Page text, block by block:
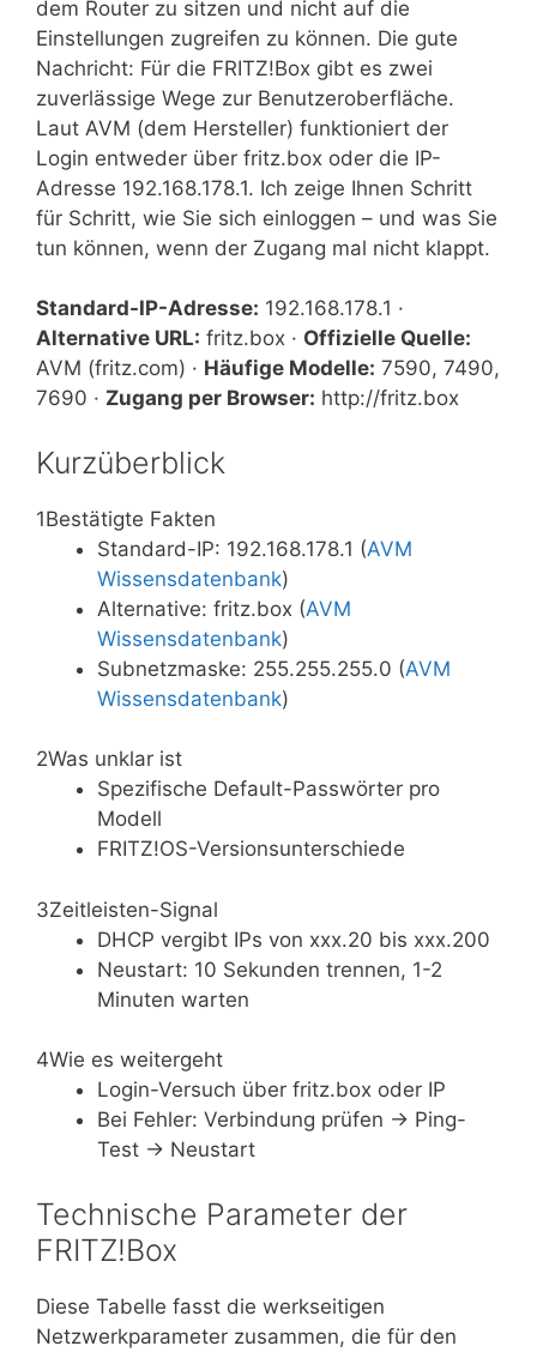
dem Router zu sitzen und nicht auf die
Einstellungen zugreifen zu können. Die gute
Nachricht: Für die FRITZ!Box gibt es zwei
zuverlässige Wege zur Benutzeroberfläche.
Laut AVM (dem Hersteller) funktioniert der
Login entweder über fritz.box oder die IP-
Adresse 192.168.178.1. Ich zeige Ihnen Schritt
für Schritt, wie Sie sich einloggen – und was Sie
tun können, wenn der Zugang mal nicht klappt.
Standard-IP-Adresse: 192.168.178.1 ·
Alternative URL: fritz.box · Offizielle Quelle:
AVM (fritz.com) · Häufige Modelle: 7590, 7490,
7690 · Zugang per Browser: http://fritz.box
Kurzüberblick
1Bestätigte Fakten
Standard-IP: 192.168.178.1 (AVM
Wissensdatenbank)
Alternative: fritz.box (AVM
Wissensdatenbank)
Subnetzmaske: 255.255.255.0 (AVM
Wissensdatenbank)
2Was unklar ist
Spezifische Default-Passwörter pro
Modell
FRITZ!OS-Versionsunterschiede
3Zeitleisten-Signal
DHCP vergibt IPs von xxx.20 bis xxx.200
Neustart: 10 Sekunden trennen, 1-2
Minuten warten
4Wie es weitergeht
Login-Versuch über fritz.box oder IP
Bei Fehler: Verbindung prüfen → Ping-
Test → Neustart
Technische Parameter der
FRITZ!Box
Diese Tabelle fasst die werkseitigen
Netzwerkparameter zusammen, die für den